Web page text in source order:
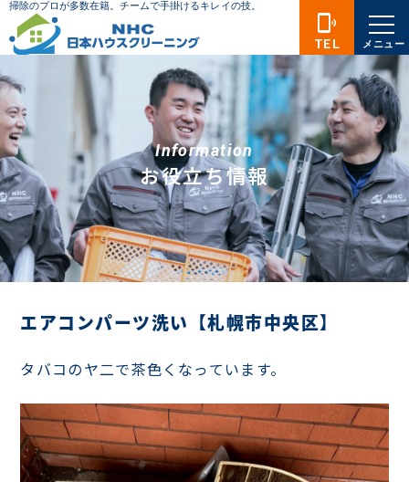
Information
お役立ち情報
エアコンパーツ洗い【札幌市中央区】
タバコのヤ二で茶色くなっています。
phonelink_ring
TEL メニュー